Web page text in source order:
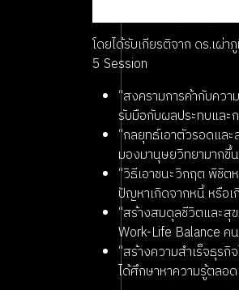
โดยได้รับเกียรติจาก ดร.เผ่
5 Session
“สงครามการค้ากับคว
รับมือกับผลประทบและ
“กลยุทธ์เอาตัวรอดแล
มองมานุษยวิทยามากขึ้น
“วิธีเอาชนะวิกฤต พิชิ
ปัญหาเกิดจากหนี้ หรือ
“สร้างสมดุลชีวิตและสุ
Work-Life Balance ค
“สร้างความสําเร็จธุร
ได้ศึกษาหาความรู้ตลอ